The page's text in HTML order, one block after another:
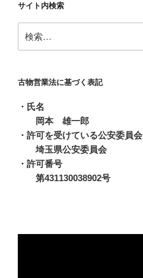
カ
イ
ブ
サイト内検索
索:
古物営業法に基づく表記
・氏名
岡本 雄一郎
・許可を受けている公安委員会
埼玉県公安委員会
・許可番号
第431130038902号